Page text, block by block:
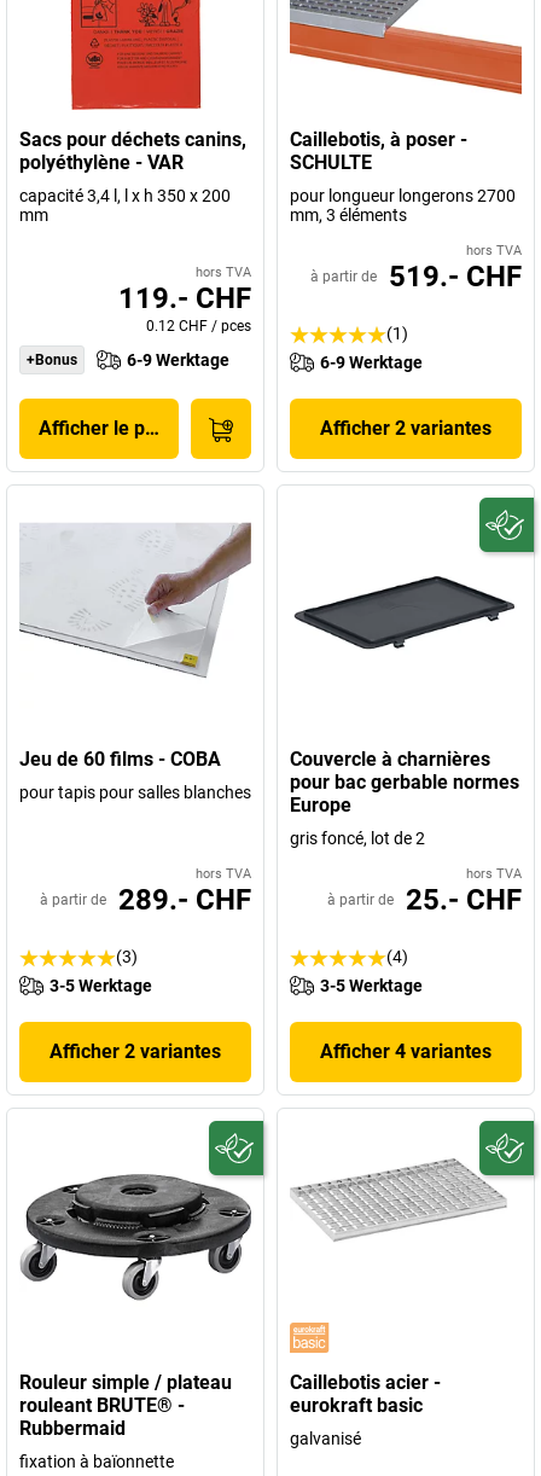
Sacs pour déchets canins,
polyéthylène - VAR
capacité 3,4 l, l x h 350 x 200
mm
hors TVA
119.- CHF
0.12 CHF / pces
+Bonus
6-9 Werktage
Afficher le produit
Caillebotis, à poser -
SCHULTE
pour longueur longerons 2700
mm, 3 éléments
hors TVA
à partir de 519.- CHF
(1)
6-9 Werktage
Afficher 2 variantes
Jeu de 60 films - COBA
pour tapis pour salles blanches
hors TVA
à partir de 289.- CHF
(3)
3-5 Werktage
Afficher 2 variantes
Couvercle à charnières
pour bac gerbable normes
Europe
gris foncé, lot de 2
hors TVA
à partir de 25.- CHF
(4)
3-5 Werktage
Afficher 4 variantes
Rouleur simple / plateau
rouleant BRUTE® -
Rubbermaid
fixation à baïonnette
Caillebotis acier -
eurokraft basic
galvanisé